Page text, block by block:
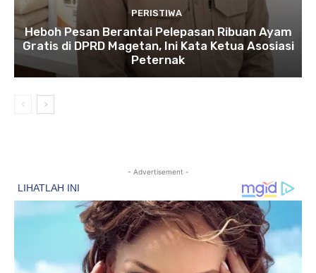
PERISTIWA
Heboh Pesan Berantai Pelepasan Ribuan Ayam
Gratis di DPRD Magetan, Ini Kata Ketua Asosiasi
Peternak
- Advertisement -